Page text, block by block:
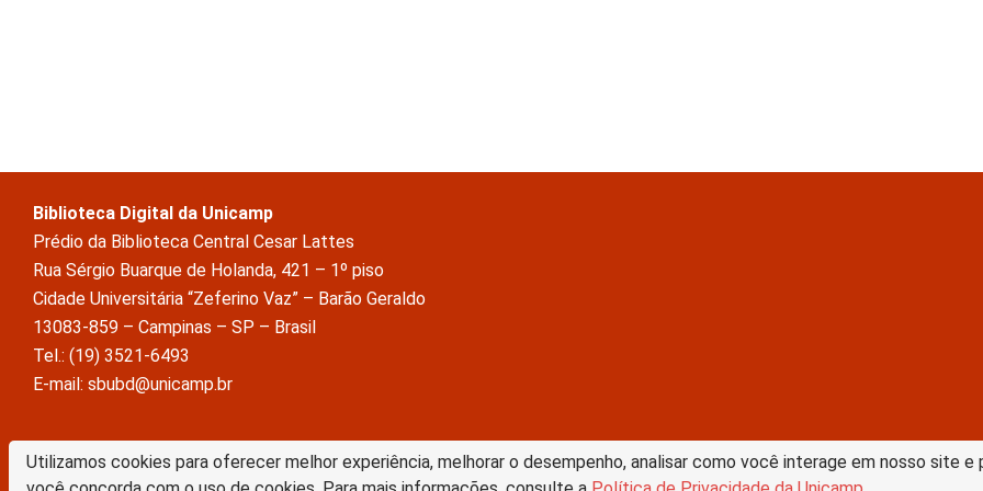
Utilizamos cookies para oferecer melhor experiência, melhorar o desempenho, analisar como você interage em nosso site
Biblioteca Digital da Unicamp
Prédio da Biblioteca Central Cesar Lattes
Rua Sérgio Buarque de Holanda, 421 – 1º piso
Cidade Universitária “Zeferino Vaz” – Barão Geraldo
13083-859 – Campinas – SP – Brasil
Tel.: (19) 3521-6493
E-mail: sbubd@unicamp.br
A Biblioteca Digital da Unicamp está licenciado com uma Licença Creative Commons –
Atribuição Sem Derivações 4.0 Internacional